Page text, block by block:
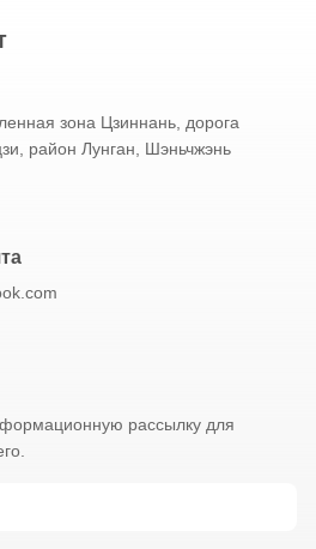
зона Цзиннань, дорога
район Лунган, Шэньчжэнь
рассылку для